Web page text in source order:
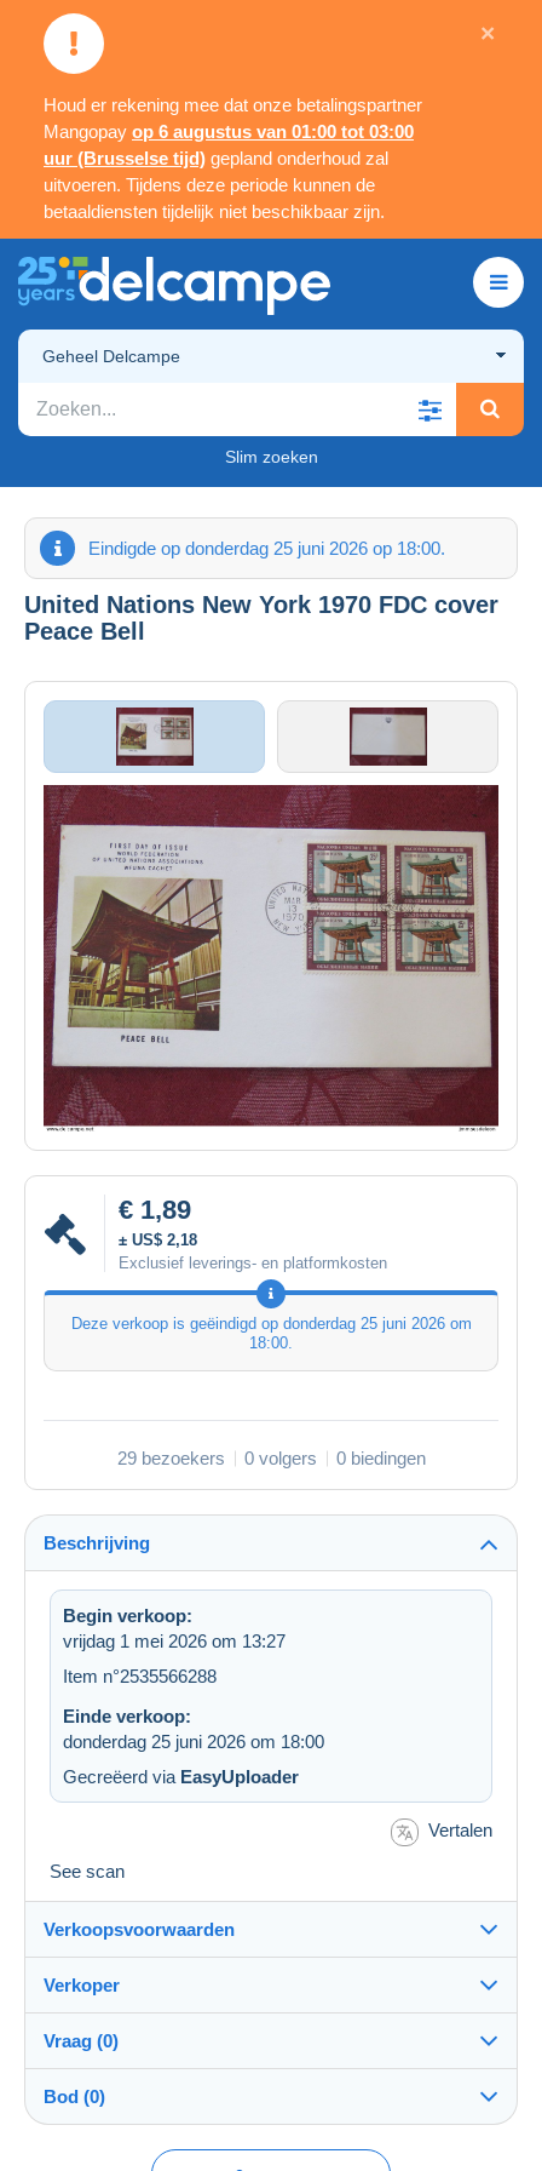
Houd er rekening mee dat onze betalingspartner
Mangopay op 6 augustus van 01:00 tot 03:00
uur (Brusselse tijd) gepland onderhoud zal
uitvoeren. Tijdens deze periode kunnen de
betaaldiensten tijdelijk niet beschikbaar zijn.
×
Geheel Delcampe
Slim zoeken
Eindigde op donderdag 25 juni 2026 op 18:00.
United Nations New York 1970 FDC cover
Peace Bell
€ 1,89
± US$ 2,18
Exclusief leverings- en platformkosten
Deze verkoop is geëindigd op donderdag 25 juni 2026 om
18:00.
29 bezoekers 0 volgers 0 biedingen
Beschrijving
Begin verkoop:
vrijdag 1 mei 2026 om 13:27
Item n°2535566288
Einde verkoop:
donderdag 25 juni 2026 om 18:00
Gecreëerd via EasyUploader
Vertalen
See scan
Verkoopsvoorwaarden
Bestemming:
Zie de lijst van landen
Verzending:
Verzending na betaling
Voor rekening van de koper
Verkoper
jmmaesdeleon99%(21467x)
Winkel
Vraag (0)
Bod (0)